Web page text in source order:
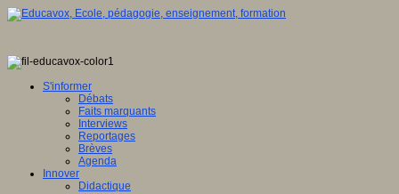
S'informer
Débats
Faits marquants
Interviews
Reportages
Brèves
Agenda
Innover
Didactique